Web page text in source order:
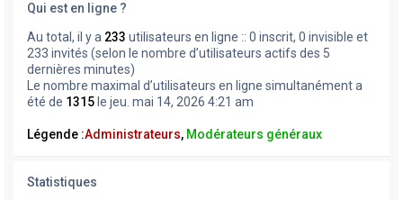
Qui est en ligne ?
Au total, il y a 233 utilisateurs en ligne :: 0 inscrit, 0 invisible et
233 invités (selon le nombre d’utilisateurs actifs des 5
dernières minutes)
Le nombre maximal d’utilisateurs en ligne simultanément a
été de 1315 le jeu. mai 14, 2026 4:21 am
Légende :Administrateurs, Modérateurs généraux
Statistiques